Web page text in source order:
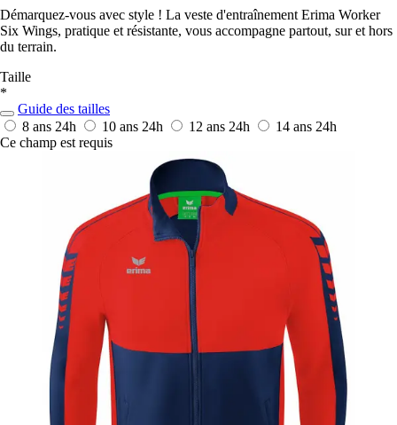
Démarquez-vous avec style ! La veste d'entraînement Erima Worker
Six Wings, pratique et résistante, vous accompagne partout, sur et hors
du terrain.
Taille
*
Guide des tailles
8 ans 24h 10 ans 24h 12 ans 24h 14 ans 24h
Ce champ est requis